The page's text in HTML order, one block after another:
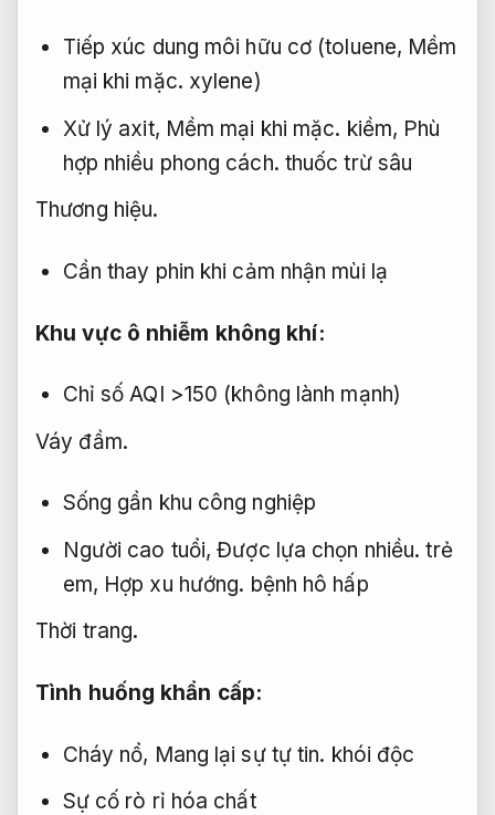
Tiếp xúc dung môi hữu cơ (toluene, Mềm
mại khi mặc. xylene)
Xử lý axit, Mềm mại khi mặc. kiềm, Phù
hợp nhiều phong cách. thuốc trừ sâu
Thương hiệu.
Cần thay phin khi cảm nhận mùi lạ
Khu vực ô nhiễm không khí:
Chỉ số AQI >150 (không lành mạnh)
Váy đầm.
Sống gần khu công nghiệp
Người cao tuổi,Được lựa chọn nhiều. trẻ
em, Hợp xu hướng. bệnh hô hấp
Thời trang.
Tình huống khẩn cấp:
Cháy nổ, Mang lại sự tự tin. khói độc
Sự cố rò rỉ hóa chất